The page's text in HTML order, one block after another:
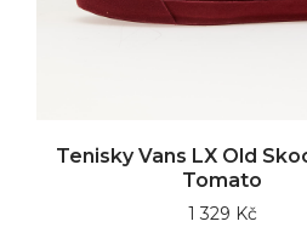
Tenisky Vans LX Old
Tomato
1 329 Kč